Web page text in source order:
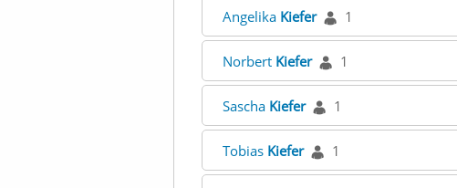
Angelika Kiefer 1
Norbert Kiefer 1
Sascha Kiefer 1
Tobias Kiefer 1